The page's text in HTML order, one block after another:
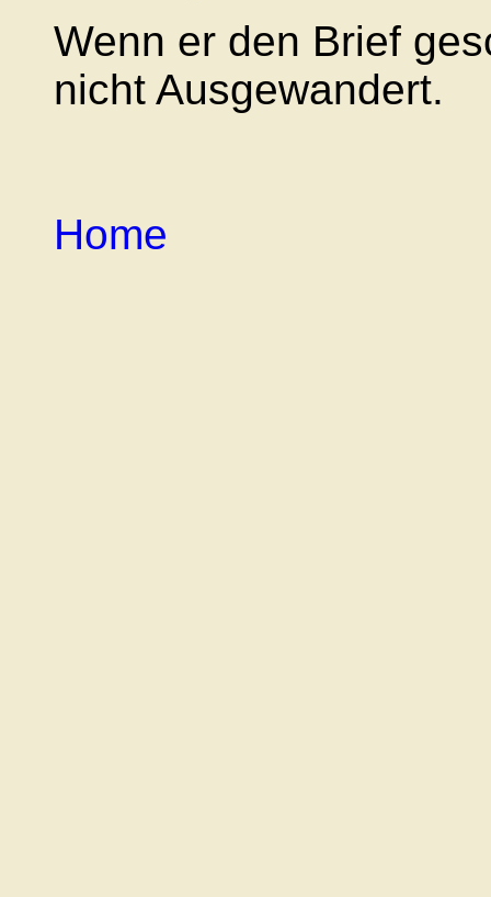
Wenn er den Brief
nicht Ausgewandert.
Home